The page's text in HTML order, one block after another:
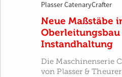
Plasser CatenaryCrafter
Neue Maßstäbe
Instandhaltung
Die Maschinenserie
von Plasser &